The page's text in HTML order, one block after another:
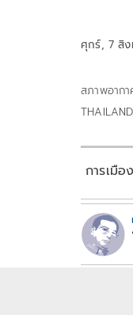
ศุกร์, 7 สิ
สภาพอาก
การเมือง